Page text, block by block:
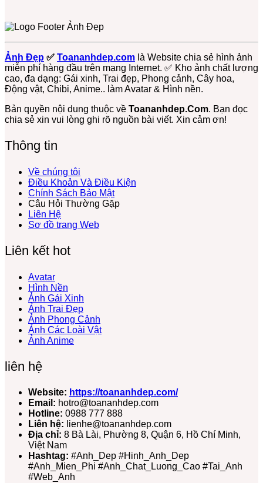
PC
Đủ
Thể
Loại
Thương
Cute
–
Miễn
Phí
Tải
Về
Ngay
Gấu
Trúc,
Gấu
Dâu,
Gấu
Bông
Free
Gấu
Bông
Đẹp,
Dễ
Thương
Cực
Hot:
Teddy,
Bơ,
Bạch
Tuộc,
ở
Chọn
Lọc
Ảnh
Meme
Gấu
Trúc,
Ảnh
Gấu
Miễn
Phí
Ảnh Đẹp ✅ Toananhdep.com là Website chia sẻ hình ảnh
miễn phí hàng đầu trên mạng Internet. ✅ Kho ảnh chất lượng
cao, đa dạng: Gái xinh, Trai đẹp, Phong cảnh, Cây hoa,
Động vật, Chibi, Anime.. làm Avatar & Hình nền.
Bản quyền nội dung thuộc về Toananhdep.Com. Bạn đọc
chia sẻ xin vui lòng ghi rõ nguồn bài viết. Xin cảm ơn!
Thông tin
Về chúng tôi
Điều Khoản Và Điều Kiện
Chính Sách Bảo Mật
Câu Hỏi Thường Gặp
Liên Hệ
Sơ đồ trang Web
Liên kết hot
Avatar
Hình Nền
Ảnh Gái Xinh
Ảnh Trai Đẹp
Ảnh Phong Cảnh
Ảnh Các Loài Vật
Ảnh Anime
liên hệ
Website: https://toananhdep.com/
Email: hotro@toananhdep.com
Hotline: 0988 777 888
Liên hệ: lienhe@toananhdep.com
Địa chỉ: 8 Bà Lài, Phường 8, Quận 6, Hồ Chí Minh,
Việt Nam
Hashtag: #Anh_Dep #Hinh_Anh_Dep
#Anh_Mien_Phi #Anh_Chat_Luong_Cao #Tai_Anh
#Web_Anh